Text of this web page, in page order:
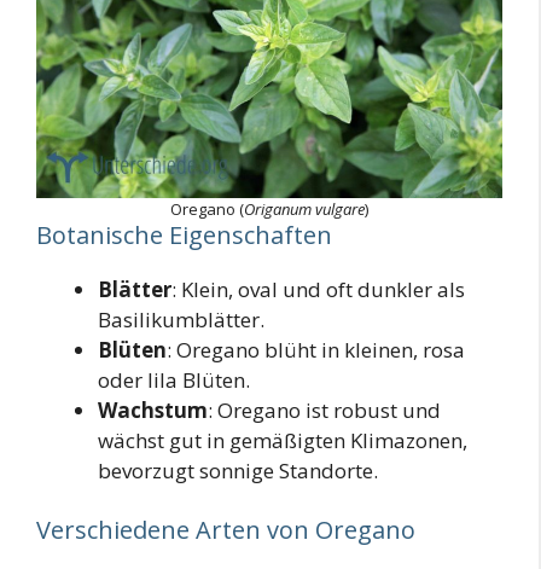
Oregano (Origanum vulgare)
Botanische Eigenschaften
Blätter: Klein, oval und oft dunkler als
Basilikumblätter.
Blüten: Oregano blüht in kleinen, rosa
oder lila Blüten.
Wachstum: Oregano ist robust und
wächst gut in gemäßigten Klimazonen,
bevorzugt sonnige Standorte.
Verschiedene Arten von Oregano